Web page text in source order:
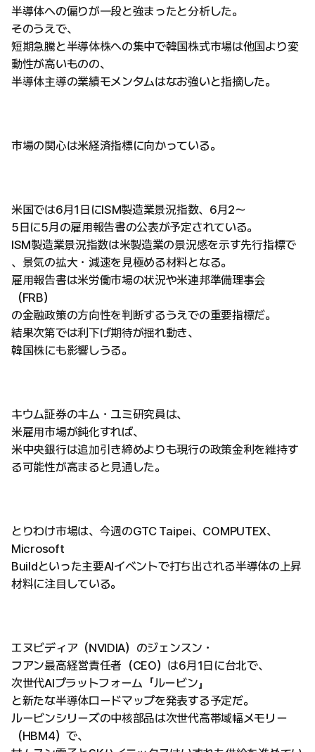
半導体への偏りが一段と強まったと分析した。
そのうえで、
短期急騰と半導体株への集中で韓国株式市場は他国より変
動性が高いものの、
半導体主導の業績モメンタムはなお強いと指摘した。
市場の関心は米経済指標に向かっている。
米国では6月1日にISM製造業景況指数、6月2～
5日に5月の雇用報告書の公表が予定されている。
ISM製造業景況指数は米製造業の景況感を示す先行指標で
、景気の拡大・減速を見極める材料となる。
雇用報告書は米労働市場の状況や米連邦準備理事会
（FRB）
の金融政策の方向性を判断するうえでの重要指標だ。
結果次第では利下げ期待が揺れ動き、
韓国株にも影響しうる。
キウム証券のキム・ユミ研究員は、
米雇用市場が鈍化すれば、
米中央銀行は追加引き締めよりも現行の政策金利を維持す
る可能性が高まると見通した。
とりわけ市場は、今週のGTC Taipei、COMPUTEX、
Microsoft
Buildといった主要AIイベントで打ち出される半導体の上昇
材料に注目している。
エヌビディア（NVIDIA）のジェンスン・
フアン最高経営責任者（CEO）は6月1日に台北で、
次世代AIプラットフォーム「ルービン」
と新たな半導体ロードマップを発表する予定だ。
ルービンシリーズの中核部品は次世代高帯域幅メモリー
（HBM4）で、